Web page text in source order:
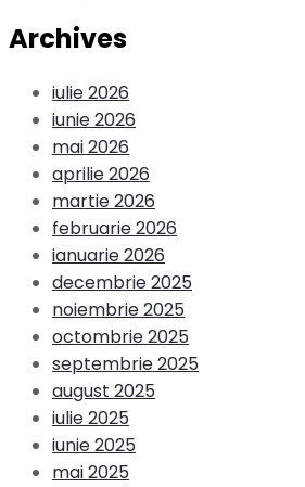
Archives
iulie 2026
iunie 2026
mai 2026
aprilie 2026
martie 2026
februarie 2026
ianuarie 2026
decembrie 2025
noiembrie 2025
octombrie 2025
septembrie 2025
august 2025
iulie 2025
iunie 2025
mai 2025